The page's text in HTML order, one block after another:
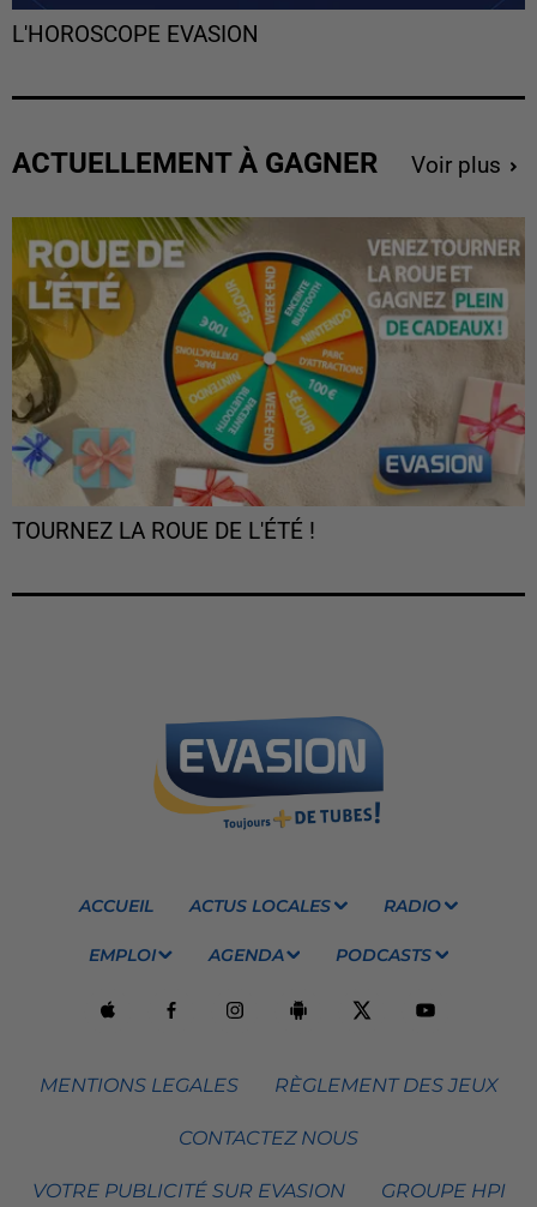
L'HOROSCOPE EVASION
ACTUELLEMENT À GAGNER Voir plus
TOURNEZ LA ROUE DE L'ÉTÉ !
ACCUEIL ACTUS LOCALES RADIO
EMPLOI AGENDA PODCASTS
MENTIONS LEGALES RÈGLEMENT DES JEUX
CONTACTEZ NOUS
VOTRE PUBLICITÉ SUR EVASION GROUPE HPI